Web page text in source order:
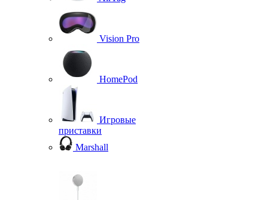
Vision Pro
HomePod
Игровые
приставки
Marshall